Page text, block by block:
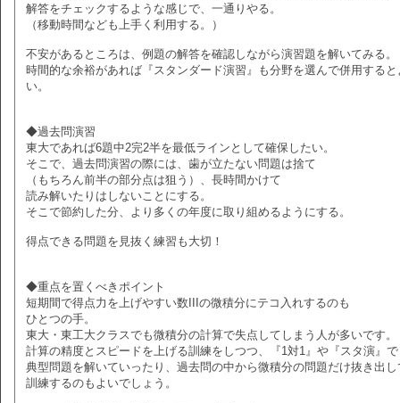
解答をチェックするような感じで、一通りやる。
（移動時間なども上手く利用する。）
不安があるところは、例題の解答を確認しながら演習題を解いてみる。
時間的な余裕があれば『スタンダード演習』も分野を選んで併用すると
い。
◆過去問演習
東大であれば6題中2完2半を最低ラインとして確保したい。
そこで、過去問演習の際には、歯が立たない問題は捨て
（もちろん前半の部分点は狙う）、長時間かけて
読み解いたりはしないことにする。
そこで節約した分、より多くの年度に取り組めるようにする。
得点できる問題を見抜く練習も大切！
◆重点を置くべきポイント
短期間で得点力を上げやすい数IIIの微積分にテコ入れするのも
ひとつの手。
東大・東工大クラスでも微積分の計算で失点してしまう人が多いです。
計算の精度とスピードを上げる訓練をしつつ、『1対1』や『スタ演』で
典型問題を解いていったり、過去問の中から微積分の問題だけ抜き出し
訓練するのもよいでしょう。